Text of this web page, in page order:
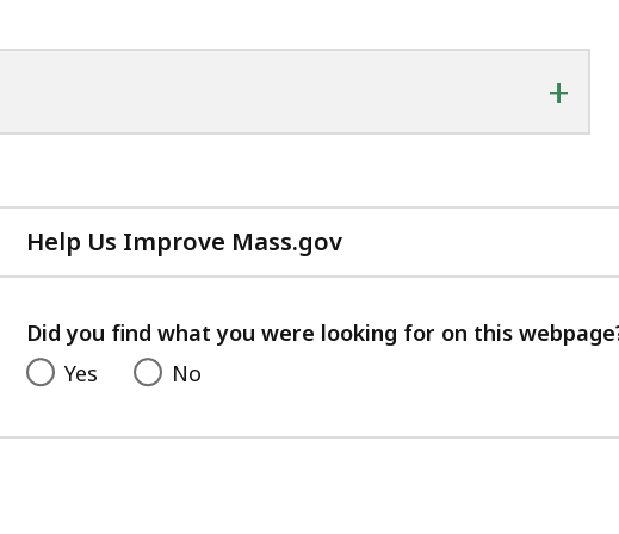
+
Help Us Improve Mass.gov
with
feedback
Did you find what you were looking for on this
Yes
No